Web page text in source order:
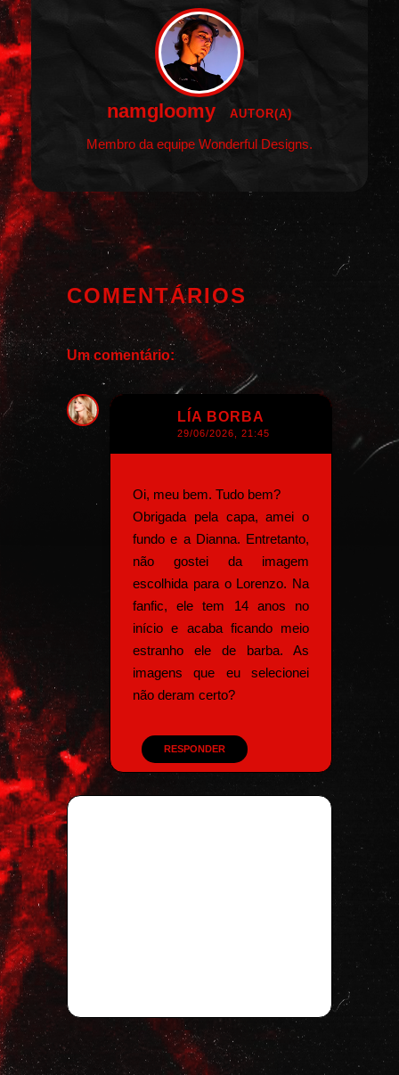
namgloomy AUTOR(A)
Membro da equipe Wonderful Designs.
COMENTÁRIOS
Um comentário:
LÍA BORBA
29/06/2026, 21:45
Oi, meu bem. Tudo bem?
Obrigada pela capa, amei o
fundo e a Dianna. Entretanto,
não gostei da imagem
escolhida para o Lorenzo. Na
fanfic, ele tem 14 anos no
início e acaba ficando meio
estranho ele de barba. As
imagens que eu selecionei
não deram certo?
RESPONDER